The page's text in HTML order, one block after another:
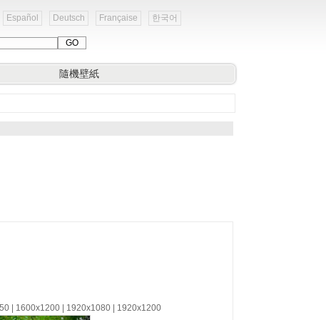
Español Deutsch Française 한국어
隨機壁紙
| 1600x1200 | 1920x1080 | 1920x1200